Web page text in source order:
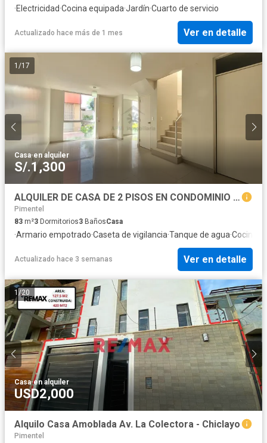
·Electricidad·Cocina equipada·Jardín·Cuarto de servicio
Actualizado hace más de 1 mes Ver en detalle
1 /17
Casa·en alquiler
S/.1,300
ALQUILER DE CASA DE 2 PISOS EN CONDOMINIO CLUB LOS SAUCES – CHICLAYO - PIMENTEL
Pimentel
83 m²3 Dormitorios3 BañosCasa
·Armario empotrado·Caseta de vigilancia·Tanque de agua·Cocina
Actualizado hace 3 semanas Ver en detalle
1 /20
Casa·en alquiler
USD2,000
Alquilo Casa Amoblada Av. La Colectora - Chiclayo
Pimentel